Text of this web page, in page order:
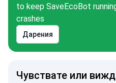
to keep SaveEcoBot
crashes
Дарения
Чувствате или